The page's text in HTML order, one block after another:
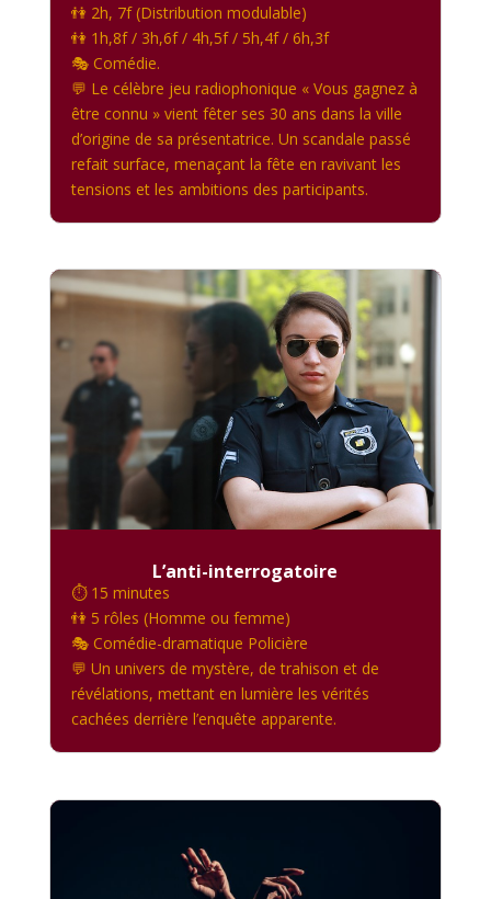
👫 2h, 7f (Distribution modulable)
👫 1h,8f / 3h,6f / 4h,5f / 5h,4f / 6h,3f
🎭 Comédie.
💬 Le célèbre jeu radiophonique « Vous gagnez à
être connu » vient fêter ses 30 ans dans la ville
d’origine de sa présentatrice. Un scandale passé
refait surface, menaçant la fête en ravivant les
tensions et les ambitions des participants.
L’anti-interrogatoire
⏱️ 15 minutes
👫 5 rôles (Homme ou femme)
🎭 Comédie-dramatique Policière
💬 Un univers de mystère, de trahison et de
révélations, mettant en lumière les vérités
cachées derrière l’enquête apparente.